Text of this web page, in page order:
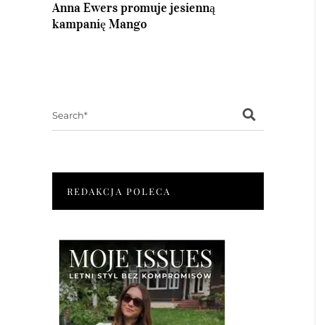
Anna Ewers promuje jesienną
kampanię Mango
REDAKCJA POLECA